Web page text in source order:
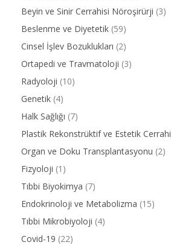
Beyin ve Sinir Cerrahisi Nöroşirürji (3)
Beslenme ve Diyetetik (59)
Cinsel İşlev Bozuklukları (2)
Ortapedi ve Travmatoloji (3)
Radyoloji (10)
Genetik (4)
Halk Sağlığı (7)
Plastik Rekonstrüktif ve Estetik Cerrahi
Organ ve Doku Transplantasyonu (2)
Fizyoloji (1)
Tıbbi Biyokimya (7)
Endokrinoloji ve Metabolizma (15)
Tıbbi Mikrobiyoloji (4)
Covid-19 (22)